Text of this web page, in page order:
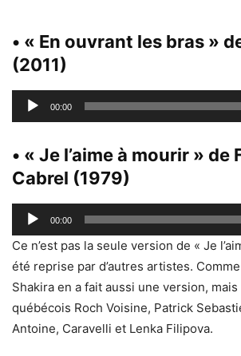
• « En ouvrant les bras »
(2011)
Lecteur
audio
00:00
• « Je l’aime à mourir » de
Cabrel (1979)
Lecteur
audio
00:00
Ce n’est pas la seule version de « Je
été reprise par d’autres artistes.
Shakira en a fait aussi une version,
québécois Roch Voisine, Patrick
Antoine, Caravelli et Lenka Filipova.